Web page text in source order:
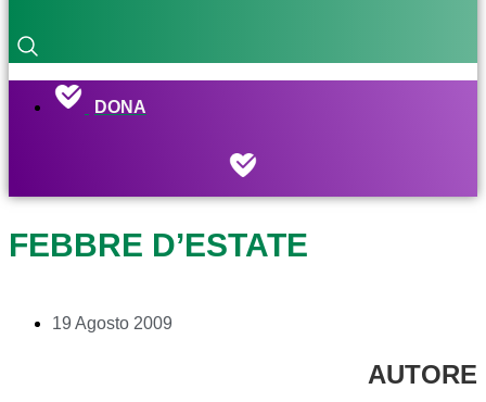
DONA
FEBBRE D’ESTATE
19 Agosto 2009
AUTORE